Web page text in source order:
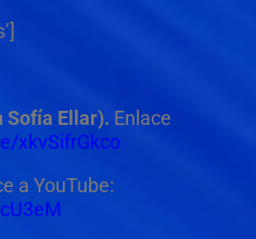
Sofía Ellar). Enlace
xkvSifrGkco
a YouTube: